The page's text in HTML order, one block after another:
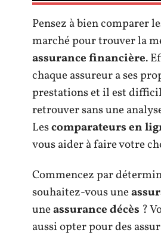
Pensez à bien comparer
marché pour trouver la
assurance financière.
chaque assureur a ses
prestations et il est
retrouver sans une
Lescomparateurs en
vous aider à faire votre
Commencez par
souhaitez-vous une
uneassurance décès ?
aussi opter pour des